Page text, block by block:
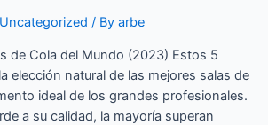
Uncategorized / By arbe
de Cola del Mundo (2023) Estos 5
elección natural de las mejores salas de
ideal de los grandes profesionales.
a su calidad, la mayoría superan